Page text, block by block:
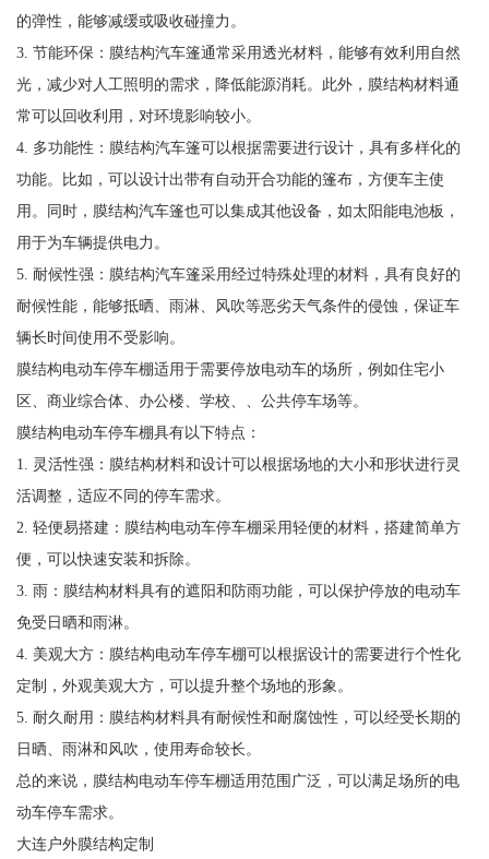
的弹性，能够减缓或吸收碰撞力。
3. 节能环保：膜结构汽车篷通常采用透光材料，能够有效利用自然
光，减少对人工照明的需求，降低能源消耗。此外，膜结构材料通
常可以回收利用，对环境影响较小。
4. 多功能性：膜结构汽车篷可以根据需要进行设计，具有多样化的
功能。比如，可以设计出带有自动开合功能的篷布，方便车主使
用。同时，膜结构汽车篷也可以集成其他设备，如太阳能电池板，
用于为车辆提供电力。
5. 耐候性强：膜结构汽车篷采用经过特殊处理的材料，具有良好的
耐候性能，能够抵晒、雨淋、风吹等恶劣天气条件的侵蚀，保证车
辆长时间使用不受影响。
膜结构电动车停车棚适用于需要停放电动车的场所，例如住宅小
区、商业综合体、办公楼、学校、、公共停车场等。
膜结构电动车停车棚具有以下特点：
1. 灵活性强：膜结构材料和设计可以根据场地的大小和形状进行灵
活调整，适应不同的停车需求。
2. 轻便易搭建：膜结构电动车停车棚采用轻便的材料，搭建简单方
便，可以快速安装和拆除。
3. 雨：膜结构材料具有的遮阳和防雨功能，可以保护停放的电动车
免受日晒和雨淋。
4. 美观大方：膜结构电动车停车棚可以根据设计的需要进行个性化
定制，外观美观大方，可以提升整个场地的形象。
5. 耐久耐用：膜结构材料具有耐候性和耐腐蚀性，可以经受长期的
日晒、雨淋和风吹，使用寿命较长。
总的来说，膜结构电动车停车棚适用范围广泛，可以满足场所的电
动车停车需求。
大连户外膜结构定制